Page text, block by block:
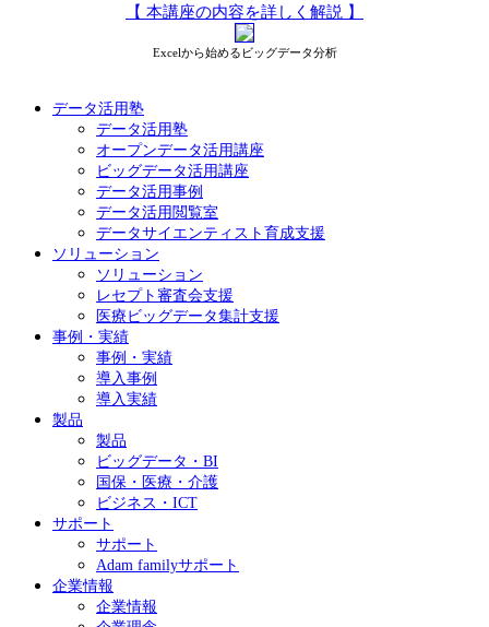
【 本講座の内容を詳しく解説 】
Excelから始めるビッグデータ分析
データ活用塾
データ活用塾
オープンデータ活用講座
ビッグデータ活用講座
データ活用事例
データ活用閲覧室
データサイエンティスト育成支援
ソリューション
ソリューション
レセプト審査会支援
医療ビッグデータ集計支援
事例・実績
事例・実績
導入事例
導入実績
製品
製品
ビッグデータ・BI
国保・医療・介護
ビジネス・ICT
サポート
サポート
Adam familyサポート
企業情報
企業情報